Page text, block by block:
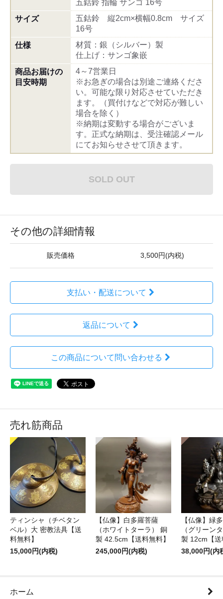
五鈷鈴 指輪 サンゴ 16号
サイズ
五鈷鈴 縦2cm×横幅0.8cm サイズ
16号
仕様
材質：銀（シルバー）製
仕上げ：サンゴ象嵌
商品お届けの
目安時期
4～7営業日
※お急ぎの場合は別途ご連絡くださ
い。可能な限り対応させていただき
ます。（買付けなどで対応が難しい
場合を除く）
※納期は変動する場合がございま
す。正式な納期は、受注確認メール
にてお知らせさせて頂きます。
SOLD OUT
その他の詳細情報
販売価格 3,500円(内税)
支払い・配送について
返品について
この商品について問い合わせる
売れ筋商品
ティンシャ（チベタン
ベル）大 密教法具【送
料無料】
15,000円(内税)
【仏像】白多羅菩薩
（ホワイトターラ） 銅
製 42.5cm【送料無料】
245,000円(内税)
【仏像】緑
（グリーン
製 12cm【
38,000円(内
ホーム